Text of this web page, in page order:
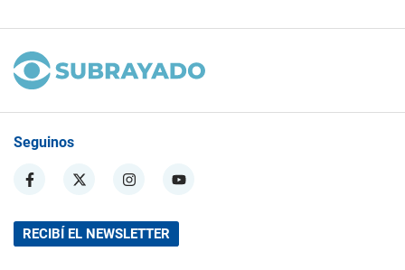
Seguinos
RECIBÍ EL NEWSLETTER